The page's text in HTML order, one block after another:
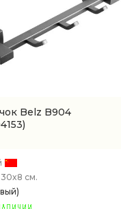
Belz B904
30x8 см.